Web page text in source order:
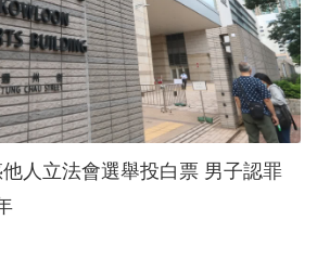
人立法會選舉投白票 男子認罪